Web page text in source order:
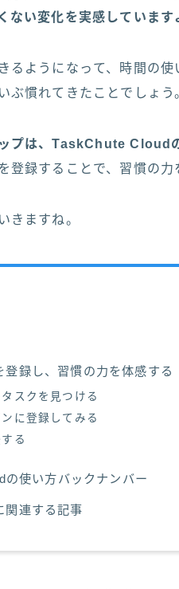
ない変化を実感しています
るようになって、時間の使
ぶ慣れてきたことでしょう
プは、TaskChute Cloud
登録することで、習慣の力
きますね。
登録し、習慣の力を体感する
スクを見つける
に登録してみる
る
使い方バックナンバー
関連する記事